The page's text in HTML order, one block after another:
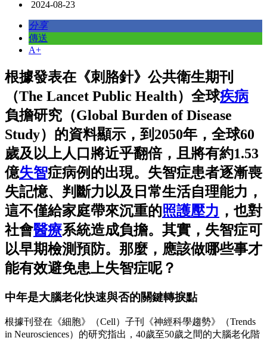
2024-08-23
分享
傳送
A+
根據發表在《刺胳針》公共衛生期刊
（The Lancet Public Health）全球疾病
負擔研究（Global Burden of Disease
Study）的資料顯示，到2050年，全球60
歲及以上人口將近乎翻倍，且將有約1.53
億失智症病例的出現。失智症患者逐漸喪
失記憶、判斷力以及日常生活自理能力，
這不僅給家庭帶來沉重的照護壓力 ，也對
社會醫療系統造成負擔。其實，失智症可
以早期檢測預防。那麼，應該做哪些事才
能有效避免患上失智症呢？
中年是大腦老化快速與否的關鍵轉捩點
根據刊登在《細胞》（Cell）子刊《神經科學趨勢》（Trends
in Neurosciences）的研究指出，40歲至50歲之間的大腦老化階